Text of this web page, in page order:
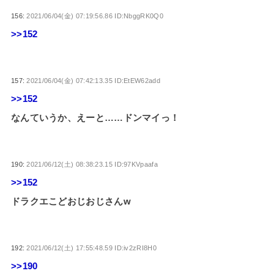
156:2021/06/04(金) 07:19:56.86 ID:NbggRK0Q0
>>152
157:2021/06/04(金) 07:42:13.35 ID:EtEW62add
>>152
なんていうか、えーと……ドンマイっ！
190:2021/06/12(土) 08:38:23.15 ID:97KVpaafa
>>152
ドラクエこどおじおじさんw
192:2021/06/12(土) 17:55:48.59 ID:iv2zRI8H0
>>190